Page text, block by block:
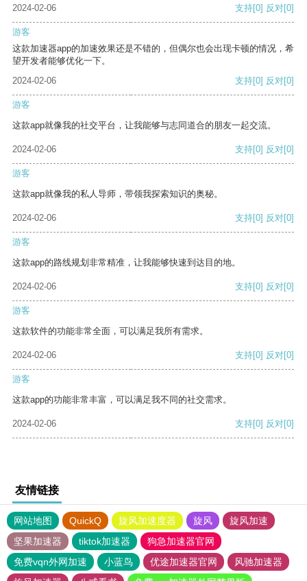
2024-02-06 支持[0] 反对[0]
游客
这款加速器app的加速效果还是不错的，但偶尔也会出现卡顿的情况，希
望开发者能够优化一下。
2024-02-06
支持[0] 反对[0]
游客
这款app就像我的社交平台，让我能够与志同道合的朋友一起交流。
2024-02-06 支持[0] 反对[0]
游客
这款app就像我的私人导师，带领我探索知识的奥秘。
2024-02-06 支持[0] 反对[0]
游客
这款app的路线规划非常精准，让我能够快速到达目的地。
2024-02-06 支持[0] 反对[0]
游客
这款软件的功能非常全面，可以满足我所有需求。
2024-02-06 支持[0] 反对[0]
游客
这款app的功能非常丰富，可以满足我不同的社交需求。
2024-02-06 支持[0] 反对[0]
友情链接
网站地图 QuickQ 旋风加速度器 旋风
旋风加速
坚果加速器
tiktok加速器
狗急加速器官网
免费vqn外网加速
小蓝鸟 优途加速器官网
风驰加速器